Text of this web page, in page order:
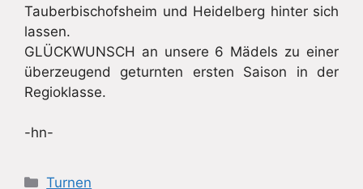
Tauberbischofsheim und Heidelberg hinter sich
lassen.
GLÜCKWUNSCH an unsere 6 Mädels zu einer
überzeugend geturnten ersten Saison in der
Regioklasse.
-hn-
Kategorien
Turnen